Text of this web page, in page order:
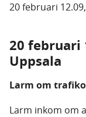
20 februari
20 februari
Uppsala
Larm om
Larm inkom om